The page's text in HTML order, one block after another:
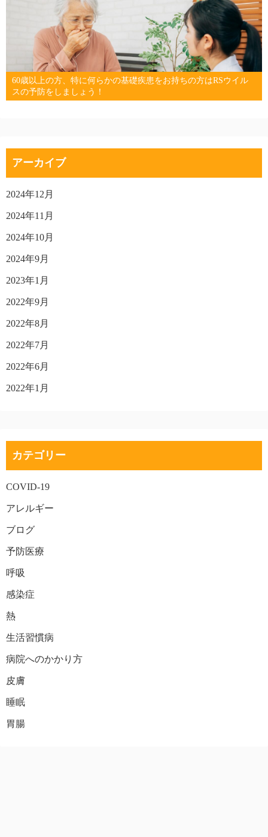
60歳以上の方、特に何らかの基礎疾患をお持ちの方はRSウイル
スの予防をしましょう！
アーカイブ
2024年12月
2024年11月
2024年10月
2024年9月
2023年1月
2022年9月
2022年8月
2022年7月
2022年6月
2022年1月
カテゴリー
COVID-19
アレルギー
ブログ
予防医療
呼吸
感染症
熱
生活習慣病
病院へのかかり方
皮膚
睡眠
胃腸